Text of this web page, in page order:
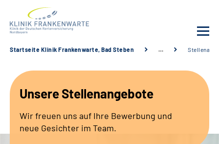
Leistungsangebot
Fachbereiche
Startseite Klinik Frankenwarte, Bad Steben …
Unsere Stellenangebote
Wir freuen uns auf Ihre Bewerbung und
neue Gesichter im Team.